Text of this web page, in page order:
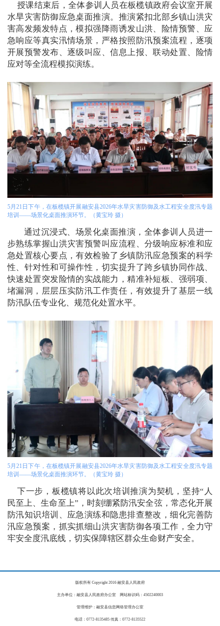
授课结束后，全体参训人员在板榄镇政府会议室开展
水旱灾害防御应急桌面推演。推演紧扣北部乡镇山洪灾
害高发频发特点，模拟强降雨诱发山洪、险情预警、应
急响应等真实汛情场景，严格按照防汛预案流程，逐项
开展预警发布、逐级叫应、信息上报、联动处置、险情
应对等全流程模拟演练。
5月21日下午，在板榄镇开展融安县2026年水旱灾害防御及水工程安全度汛专题
培训——场景化桌面推演环节。（黄宝玲 摄）
通过沉浸式、场景化桌面推演，全体参训人员进一
步熟练掌握山洪灾害预警叫应流程、分级响应标准和应
急处置核心要点，有效检验了乡镇防汛应急预案的科学
性、针对性和可操作性，切实提升了跨乡镇协同作战、
快速处置突发险情的实战能力，精准补短板、强弱项、
堵漏洞，层层压实防汛工作责任，有效提升了基层一线
防汛队伍专业化、规范化处置水平。
5月21日下午，在板榄镇开展融安县2026年水旱灾害防御及水工程安全度汛专题
培训——场景化桌面推演环节。（黄宝玲 摄）
下一步，板榄镇将以此次培训推演为契机，坚持“人
民至上、生命至上”，时刻绷紧防汛安全弦，常态化开展
防汛知识培训、应急演练和隐患排查整改，细化完善防
汛应急预案，抓实抓细山洪灾害防御各项工作，全力守
牢安全度汛底线，切实保障辖区群众生命财产安全。
版权所有 Copyright 2016 融安县人民政府
主办单位：融安县人民政府办公室 网站标识码：4502240003
管理维护：融安县信息网络管理办公室
电话：0772-8135485 传真：0772-8135522